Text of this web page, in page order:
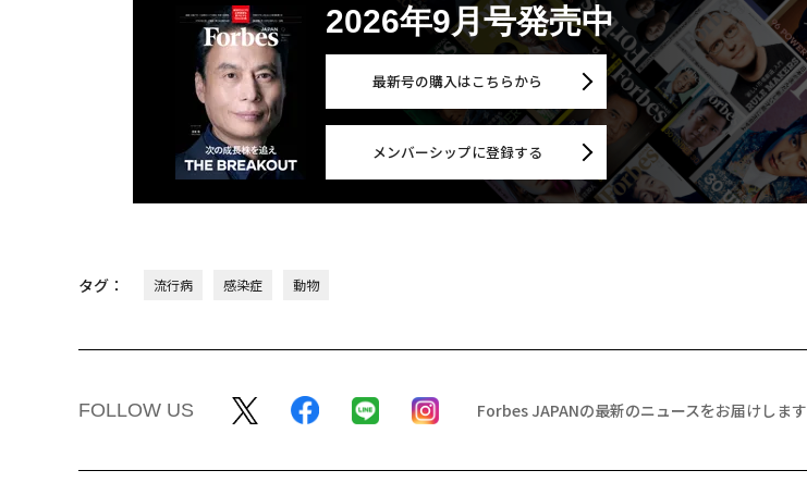
2026年9月号発売中
最新号の購入はこちらから
メンバーシップに登録する
タグ： 流行病 感染症 動物
FOLLOW US Forbes JAPANの最新のニュースをお届けします